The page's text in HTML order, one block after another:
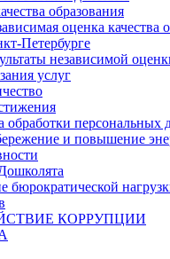
образования
оценка качества
Петербурге
независимой
услуг
обработки персональных
и повышение
бюрократической
КОРРУПЦИИ